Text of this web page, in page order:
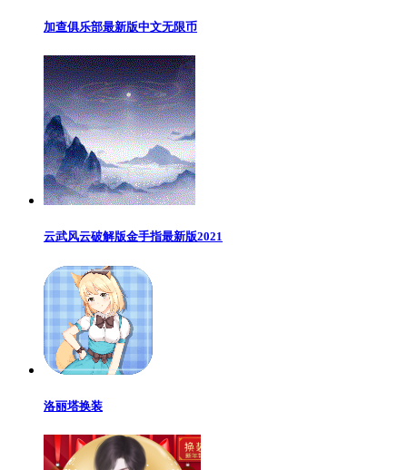
加查俱乐部最新版中文无限币
云武风云破解版金手指最新版2021
洛丽塔换装